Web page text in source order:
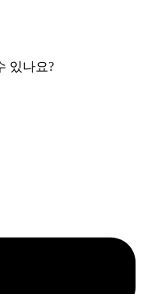
있나요?